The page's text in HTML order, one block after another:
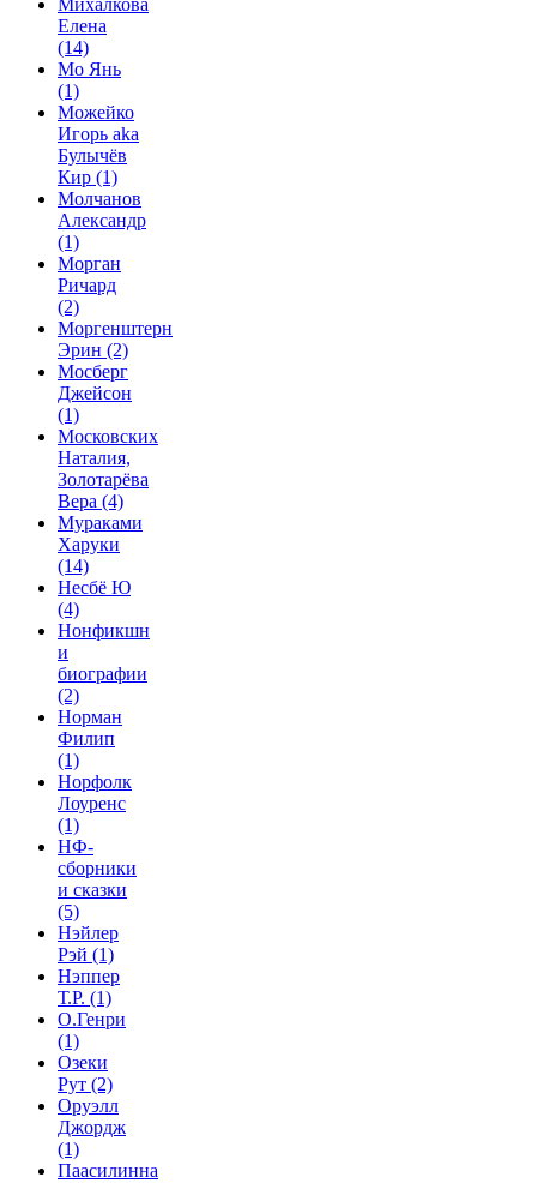
Михалкова
Елена
(14)
Мо Янь
(1)
Можейко
Игорь aka
Булычёв
Кир (1)
Молчанов
Александр
(1)
Морган
Ричард
(2)
Моргенштерн
Эрин (2)
Мосберг
Джейсон
(1)
Московских
Наталия,
Золотарёва
Вера (4)
Мураками
Харуки
(14)
Несбё Ю
(4)
Нонфикшн
и
биографии
(2)
Норман
Филип
(1)
Норфолк
Лоуренс
(1)
НФ-
сборники
и сказки
(5)
Нэйлер
Рэй (1)
Нэппер
Т.Р. (1)
О.Генри
(1)
Озеки
Рут (2)
Оруэлл
Джордж
(1)
Паасилинна